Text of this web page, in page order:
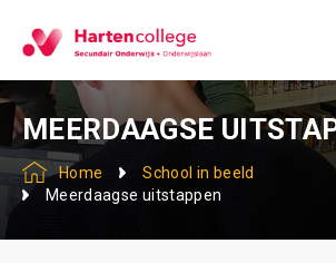
MEERDAAGSE
Home
School in beeld
Meerdaagse uitstappen